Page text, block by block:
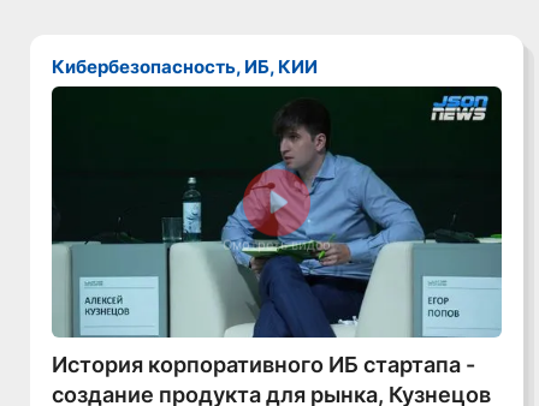
Кибербезопасность, ИБ, КИИ
Смотреть видео
История корпоративного ИБ стартапа -
создание продукта для рынка, Кузнецов